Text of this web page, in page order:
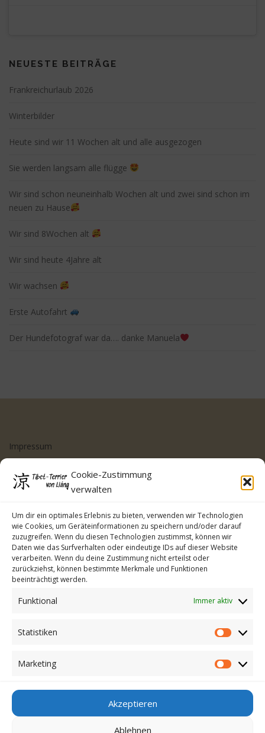
Cookie-Zustimmung
verwalten
Um dir ein optimales Erlebnis zu bieten, verwenden wir Technologien
wie Cookies, um Geräteinformationen zu speichern und/oder darauf
zuzugreifen. Wenn du diesen Technologien zustimmst, können wir
Daten wie das Surfverhalten oder eindeutige IDs auf dieser Website
verarbeiten. Wenn du deine Zustimmung nicht erteilst oder
zurückziehst, können bestimmte Merkmale und Funktionen
beeinträchtigt werden.
Funktional Immer aktiv
Statistiken
Marketing
Akzeptieren
Ablehnen
NEUESTE BEITRÄGE
Frankreichurlaub 2026
Winterbilder
Heute sind wir 11 Wochen alt und alle ausgezogen
Sie werden langsam alle flügge
Wir sind schon neuneinhalb Wochen alt und zwei sind schon im
neuen zu Hause
Wir sind 8Wochen alt
Wir sind heute 4Jahre alt
Wir wachsen
Erste Autofahrt
Der Hundefotograf war da…. danke Manuela
Impressum
Cookie-Richtlinie (EU)